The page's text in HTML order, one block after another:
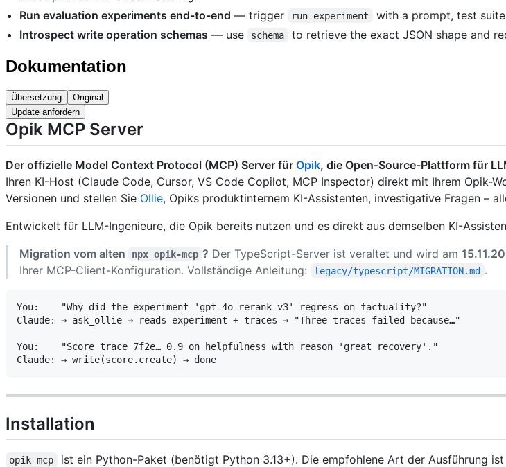
Run evaluation experiments end-to-end — trigger run_experiment
with a prompt, test
Introspect write operation schemas — use schema to retrieve the exact JSON shape and
Dokumentation
Übersetzung
Original
Update anfordern
Opik MCP Server
Der offizielle Model Context Protocol (MCP) Server für Opik, die Open-Source-Plattform für
Ihren KI-Host (Claude Code, Cursor, VS Code Copilot, MCP Inspector) direkt mit Ihrem Opik-
Versionen und stellen Sie Ollie, Opiks produktinternem KI-Assistenten, investigative Fragen –
Entwickelt für LLM-Ingenieure, die Opik bereits nutzen und es direkt aus demselben KI-
Migration vom alten
npx opik-mcp ? Der TypeScript-Server ist veraltet und wird am
Ihrer MCP-Client-Konfiguration. Vollständige Anleitung:
legacy/typescript/MIGRATION.md .
You:    "Why did the experiment 'gpt-4o-rerank-v3' regress on factuality?"
Claude: → ask_ollie → reads experiment + traces → "Three traces failed because…"
You:    "Score trace 7f2e… 0.9 on helpfulness with reason 'great recovery'."
Installation
opik-mcp ist ein Python-Paket (benötigt Python 3.13+). Die empfohlene Art der Ausführung ist